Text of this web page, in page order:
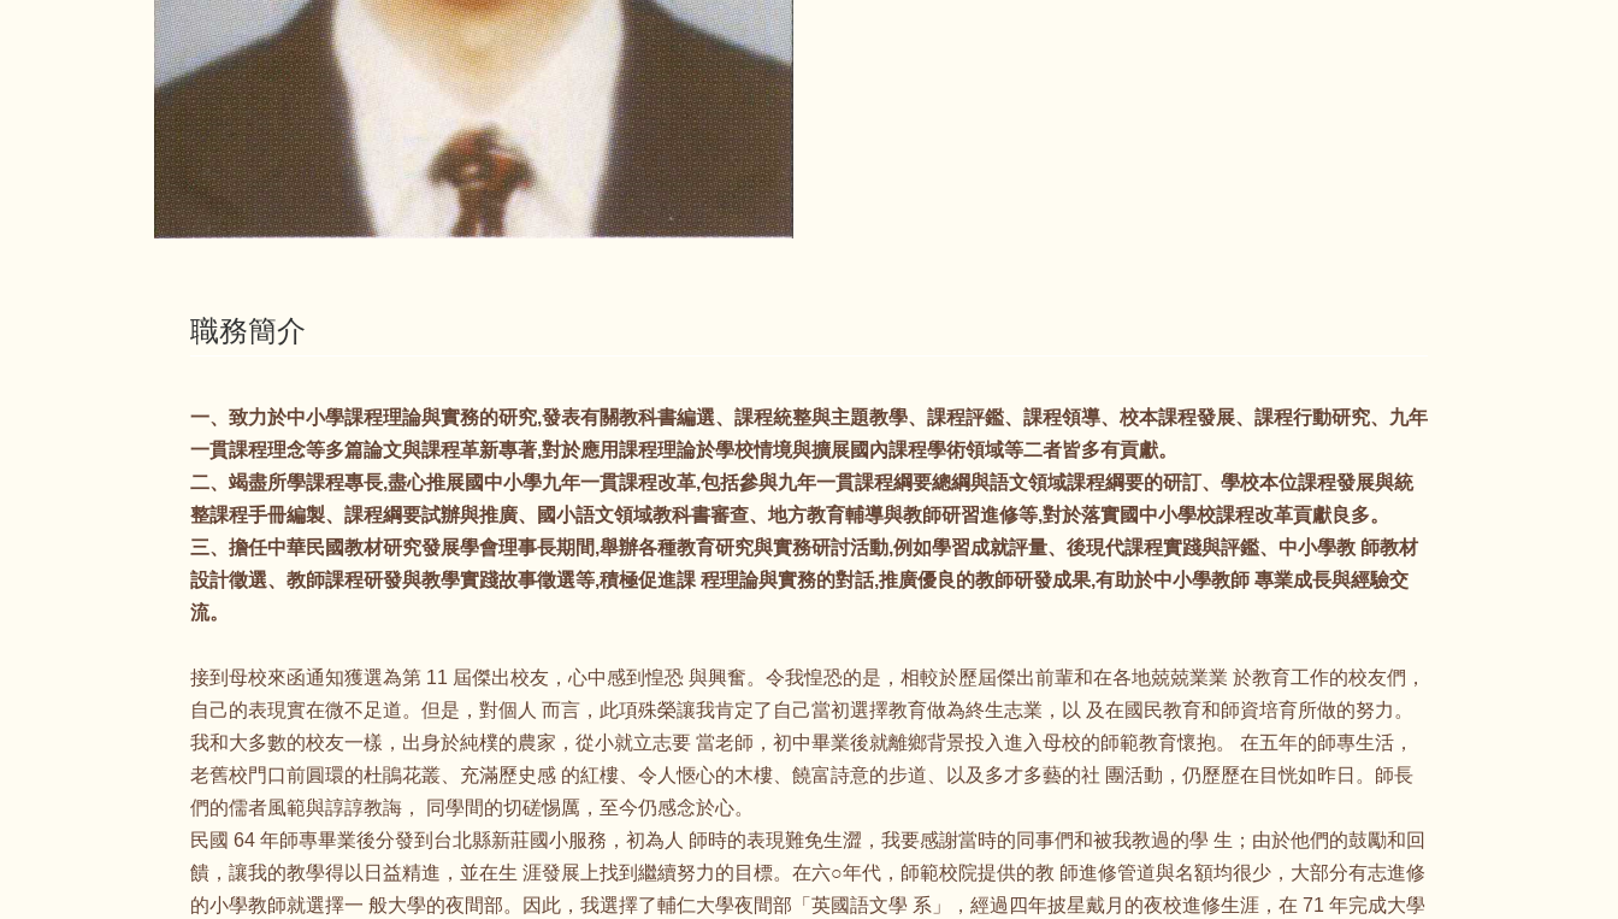
職務簡介
一、致力於中小學課程理論與實務的研究,發表有關教科書編選、課程統整與主題教學、課程評鑑、課程領導、校本課程發展、課程行動研究、九年
一貫課程理念等多篇論文與課程革新專著,對於應用課程理論於學校情境與擴展國內課程學術領域等二者皆多有貢獻。
二、竭盡所學課程專長,盡心推展國中小學九年一貫課程改革,包括參與九年一貫課程綱要總綱與語文領域課程綱要的研訂、學校本位課程發展與統
整課程手冊編製、課程綱要試辦與推廣、國小語文領域教科書審查、地方教育輔導與教師研習進修等,對於落實國中小學校課程改革貢獻良多。
三、擔任中華民國教材研究發展學會理事長期間,舉辦各種教育研究與實務研討活動,例如學習成就評量、後現代課程實踐與評鑑、中小學教 師教材
設計徵選、教師課程研發與教學實踐故事徵選等,積極促進課 程理論與實務的對話,推廣優良的教師研發成果,有助於中小學教師 專業成長與經驗交
流。
接到母校來函通知獲選為第 11 屆傑出校友，心中感到惶恐 與興奮。令我惶恐的是，相較於歷屆傑出前輩和在各地兢兢業業 於教育工作的校友們，
自己的表現實在微不足道。但是，對個人 而言，此項殊榮讓我肯定了自己當初選擇教育做為終生志業，以 及在國民教育和師資培育所做的努力。
我和大多數的校友一樣，出身於純樸的農家，從小就立志要 當老師，初中畢業後就離鄉背景投入進入母校的師範教育懷抱。 在五年的師專生活，
老舊校門口前圓環的杜鵑花叢、充滿歷史感 的紅樓、令人愜心的木樓、饒富詩意的步道、以及多才多藝的社 團活動，仍歷歷在目恍如昨日。師長
們的儒者風範與諄諄教誨， 同學間的切磋惕厲，至今仍感念於心。
民國 64 年師專畢業後分發到台北縣新莊國小服務，初為人 師時的表現難免生澀，我要感謝當時的同事們和被我教過的學 生；由於他們的鼓勵和回
饋，讓我的教學得以日益精進，並在生 涯發展上找到繼續努力的目標。在六○年代，師範校院提供的教 師進修管道與名額均很少，大部分有志進修
的小學教師就選擇一 般大學的夜間部。因此，我選擇了輔仁大學夜間部「英國語文學 系」，經過四年披星戴月的夜校進修生涯，在 71 年完成大學